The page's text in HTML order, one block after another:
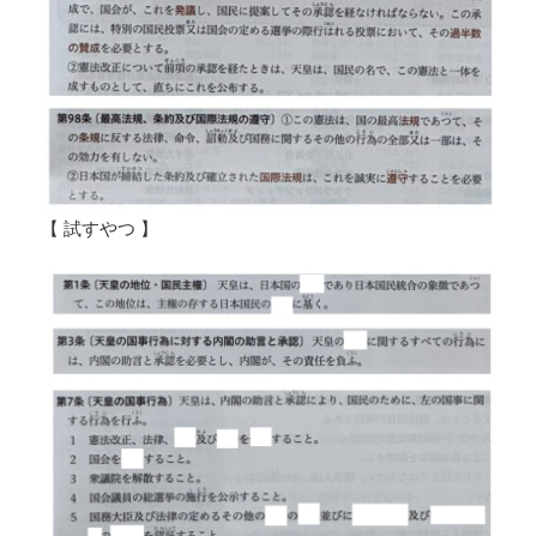
【 試すやつ 】